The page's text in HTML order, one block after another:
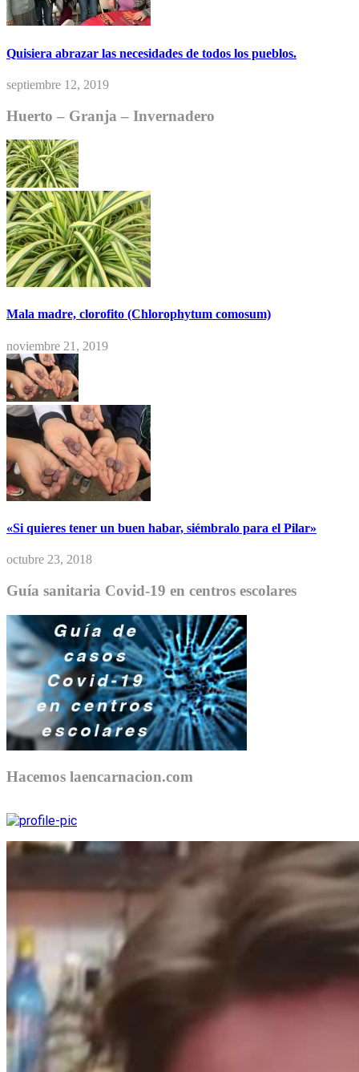
Quisiera abrazar las necesidades de todos los pueblos.
septiembre 12, 2019
Huerto – Granja – Invernadero
Mala madre, clorofito (Chlorophytum comosum)
noviembre 21, 2019
«Si quieres tener un buen habar, siémbralo para el Pilar»
octubre 23, 2018
Guía sanitaria Covid-19 en centros escolares
Hacemos laencarnacion.com